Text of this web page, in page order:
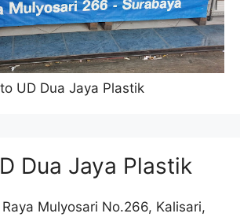
UD Dua Jaya Plastik
Dua Jaya Plastik
Mulyosari No.266, Kalisari,